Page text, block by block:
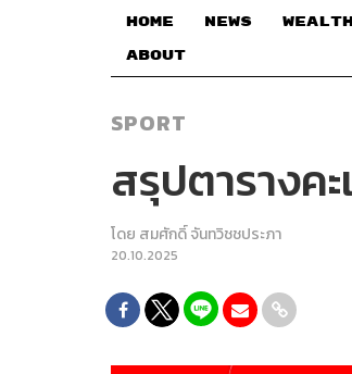
HOME NEWS
ABOUT
SPORT
สรุปตารางค
โดย สมศักดิ์ จันทวิชชประภา
20.10.2025